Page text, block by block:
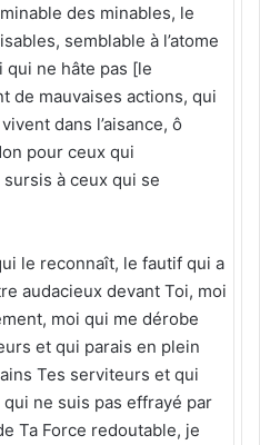
des minables, le
semblable à l’atome
qui ne hâte pas [le
de mauvaises actions, qui
dans l’aisance, ô
pour ceux qui
à ceux qui se
le reconnaît, le fautif qui a
audacieux devant Toi, moi
moi qui me dérobe
et qui parais en plein
Tes serviteurs et qui
ne suis pas effrayé par
Ta Force redoutable, je